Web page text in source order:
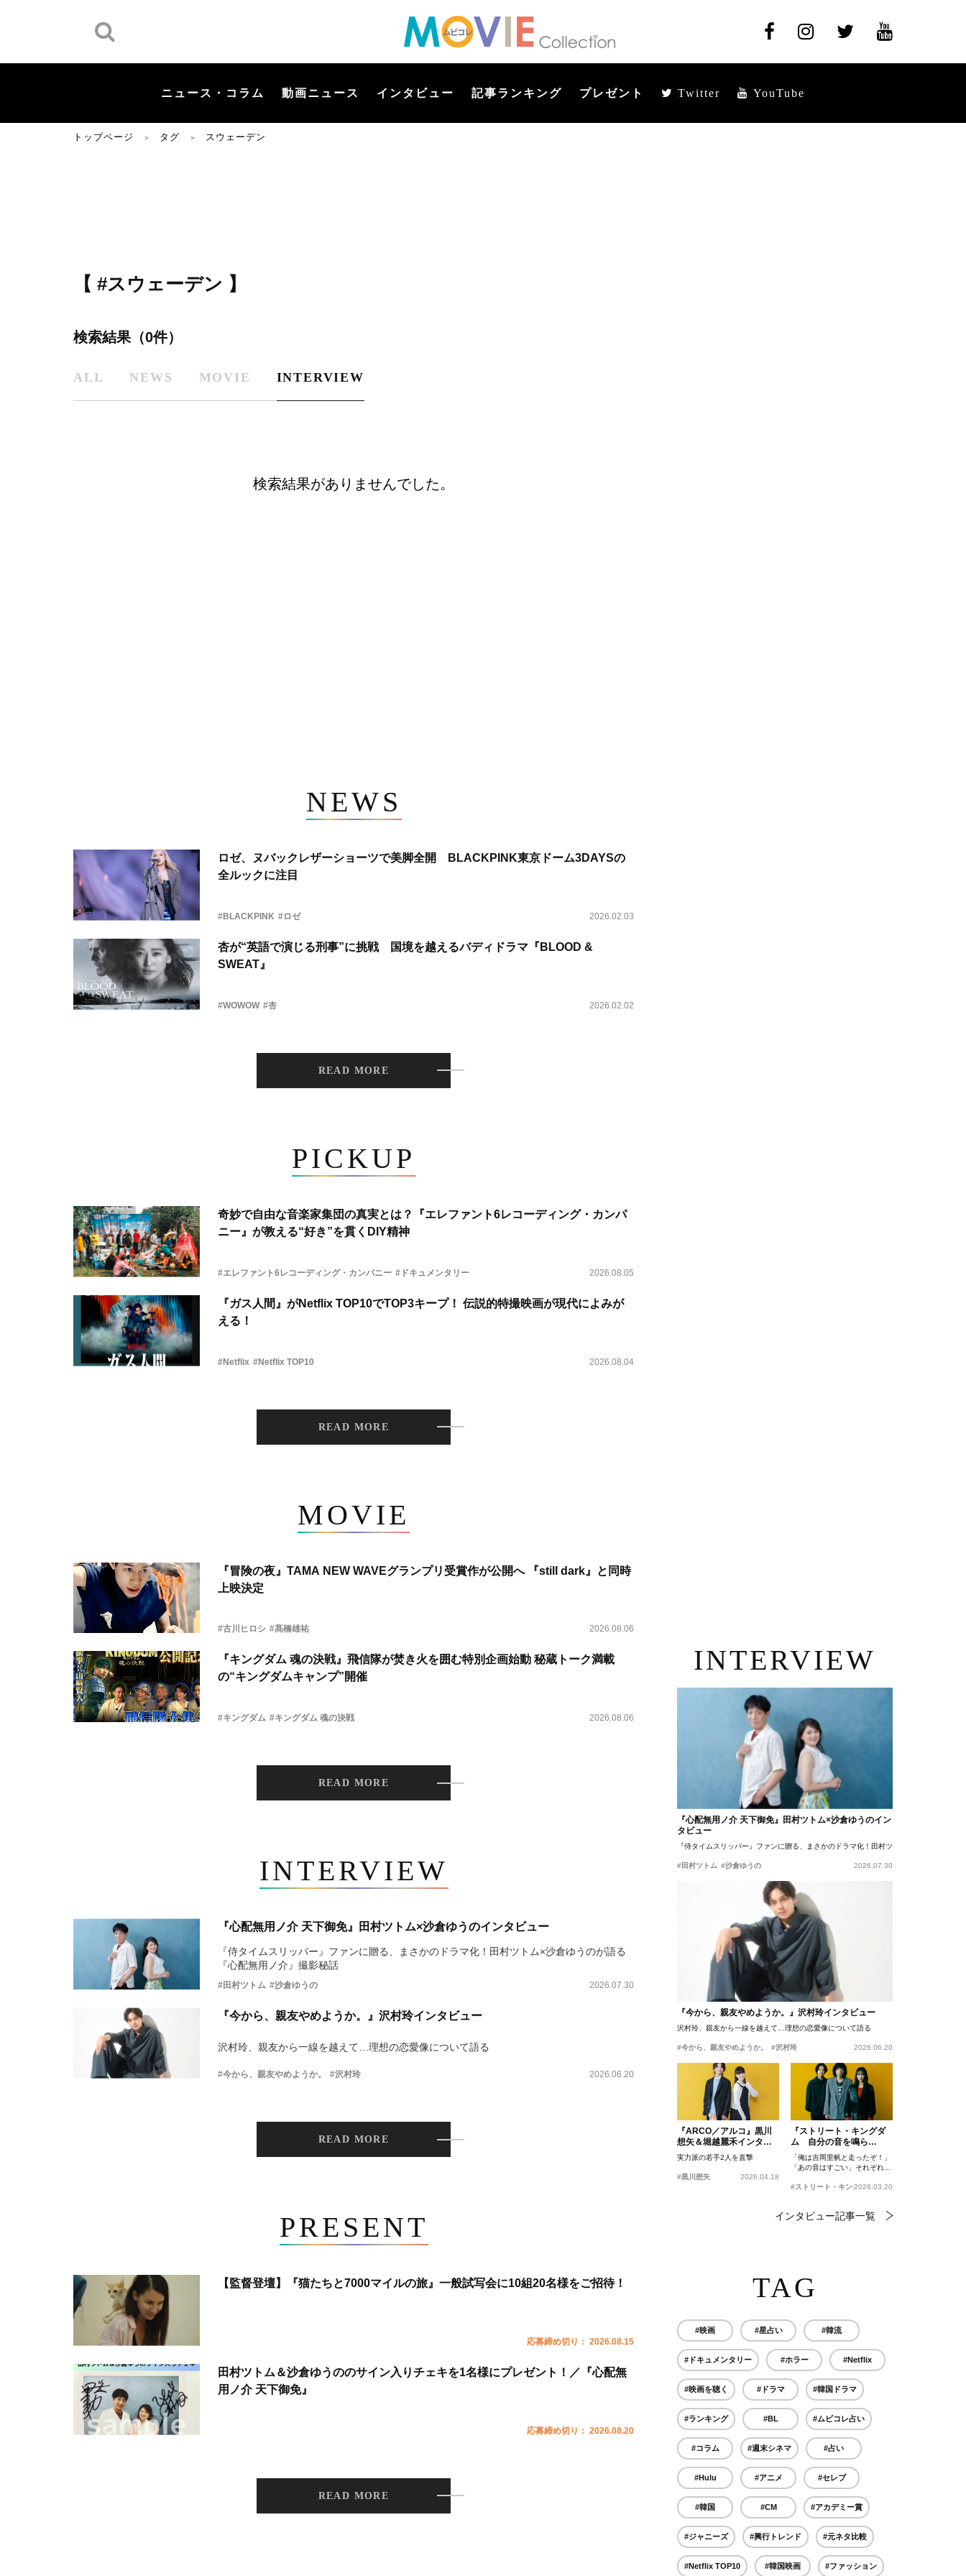
ニュース・コラム 動画ニュース インタビュー 記事ランキング プレゼント Twitter YouTube
トップページ ＞ タグ ＞ スウェーデン
【 #スウェーデン 】
検索結果（0件）
ALL NEWS MOVIE INTERVIEW
検索結果がありませんでした。
NEWS
ロゼ、ヌバックレザーショーツで美脚全開 BLACKPINK東京ドーム3DAYSの
全ルックに注目
#BLACKPINK #ロゼ 2026.02.03
杏が“英語で演じる刑事”に挑戦 国境を越えるバディドラマ『BLOOD &
SWEAT』
#WOWOW #杏 2026.02.02
READ MORE
PICKUP
奇妙で自由な音楽家集団の真実とは？『エレファント6レコーディング・カンパ
ニー』が教える“好き”を貫くDIY精神
#エレファント6レコーディング・カンパニー #ドキュメンタリー 2026.08.05
『ガス人間』がNetflix TOP10でTOP3キープ！ 伝説的特撮映画が現代によみが
える！
#Netflix #Netflix TOP10 2026.08.04
READ MORE
MOVIE
『冒険の夜』TAMA NEW WAVEグランプリ受賞作が公開へ 『still dark』と同時
上映決定
#古川ヒロシ #髙橋雄祐 2026.08.06
『キングダム 魂の決戦』飛信隊が焚き火を囲む特別企画始動 秘蔵トーク満載
の“キングダムキャンプ”開催
#キングダム #キングダム 魂の決戦 2026.08.06
READ MORE
INTERVIEW
『心配無用ノ介 天下御免』田村ツトム×沙倉ゆうのインタビュー
『侍タイムスリッパー』ファンに贈る、まさかのドラマ化！田村ツトム×沙倉ゆうのが語る
『心配無用ノ介』撮影秘話
#田村ツトム #沙倉ゆうの 2026.07.30
『今から、親友やめようか。』沢村玲インタビュー
沢村玲、親友から一線を越えて…理想の恋愛像について語る
#今から、親友やめようか。 #沢村玲 2026.06.20
READ MORE
PRESENT
【監督登壇】『猫たちと7000マイルの旅』一般試写会に10組20名様をご招待！
応募締め切り： 2026.08.15
田村ツトム＆沙倉ゆうののサイン入りチェキを1名様にプレゼント！／『心配無
用ノ介 天下御免』
応募締め切り： 2026.08.20
READ MORE
INTERVIEW
『心配無用ノ介 天下御免』田村ツトム×沙倉ゆうのイン
タビュー
『侍タイムスリッパー』ファンに贈る、まさかのドラマ化！田村ツトム×沙倉ゆうのが語
#田村ツトム #沙倉ゆうの 2026.07.30
『今から、親友やめようか。』沢村玲インタビュー
沢村玲、親友から一線を越えて…理想の恋愛像について語る
#今から、親友やめようか。 #沢村玲 2026.06.20
『ARCO／アルコ』黒川
想矢＆堀越麗禾インタビ
ュー
実力派の若手2人を直撃
#黒川想矢 2026.04.18
『ストリート・キングダ
ム 自分の音を鳴ら
せ。』峯田和伸、若葉竜
也、吉岡里帆インタビュ
ー
「俺は吉岡里帆と走ったぞ！」
「あの音はすごい」それぞれの
#ストリート・キングダム 自分の音を鳴らせ。
2026.03.20
インタビュー記事一覧
TAG
#映画 #星占い #韓流
#ドキュメンタリー #ホラー #Netflix
#映画を聴く #ドラマ #韓国ドラマ
#ランキング #BL #ムビコレ占い
#コラム #週末シネマ #占い
#Hulu #アニメ #セレブ
#韓国 #CM #アカデミー賞
#ジャニーズ #興行トレンド #元ネタ比較
#Netflix TOP10 #韓国映画 #ファッション